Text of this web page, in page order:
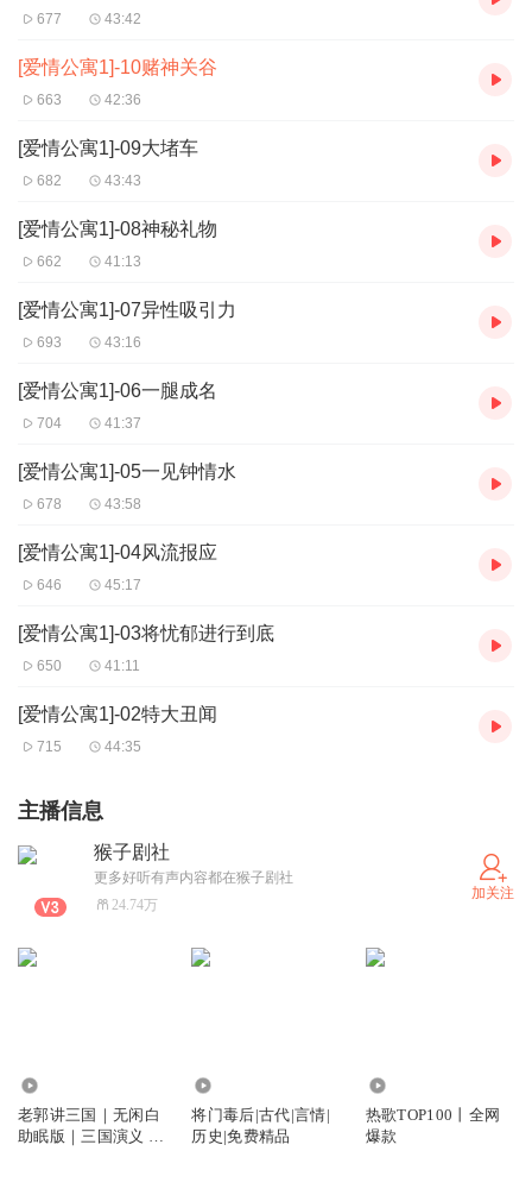
677 43:42
[爱情公寓1]-10赌神关谷
663 42:36
[爱情公寓1]-09大堵车
682 43:43
[爱情公寓1]-08神秘礼物
662 41:13
[爱情公寓1]-07异性吸引力
693 43:16
[爱情公寓1]-06一腿成名
704 41:37
[爱情公寓1]-05一见钟情水
678 43:58
[爱情公寓1]-04风流报应
646 45:17
[爱情公寓1]-03将忧郁进行到底
650 41:11
[爱情公寓1]-02特大丑闻
715 44:35
主播信息
猴子剧社
更多好听有声内容都在猴子剧社
24.74万
加关注
老郭讲三国｜无闲白
助眠版｜三国演义 |
将门毒后|古代|言情|
历史|免费精品
热歌TOP100丨全网
爆款